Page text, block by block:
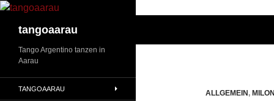
tangoaarau
ALLGEMEIN,
Tango Argentino tanzen in
Aarau
TANGOAARAU